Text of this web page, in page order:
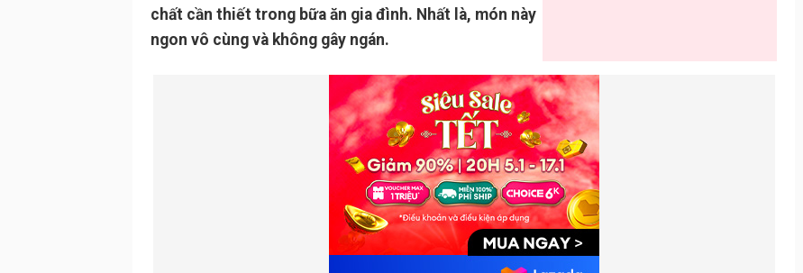
chất cần thiết trong bữa ăn gia đình. Nhất là, món này
ngon vô cùng và không gây ngán.